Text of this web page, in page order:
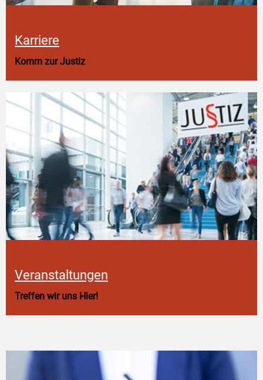
Karriere
Komm zur Justiz
Veranstaltungen
Treffen wir uns Hier!